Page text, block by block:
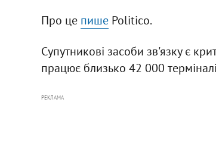
Про це пишеPolitico.
Супутникові засоби зв'язку є
працює близько 42 000
РЕКЛАМА